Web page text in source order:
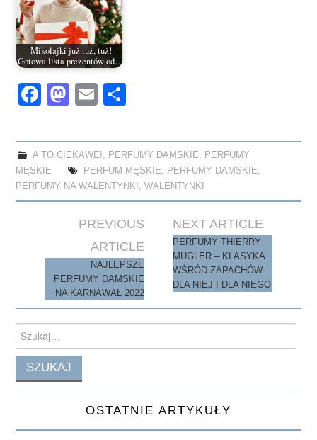
Mikołajki już tuż, tuż!
Gotowa lista prezentów od…
Fa
bo
ok
M
to
do
n
E
ailre
A TO CIEKAWE! PERFUMY DAMSKIE
PERFUMY
MĘSKIE
PERFUM MĘSKIE PERFUMY DAMSKIE
PERFUMY NA WALENTYNKI
,WALENTYNKI
navigation
PREVIOUS
ARTICLE
NAJLEPSZE
PERFUMY DAMSKIE
NA KARNAWAŁ 2022
NEXT ARTICLE
PERFUMY THIERRY
MUGLER – KLASYKA
WŚRÓD ZAPACHÓW
DLA NIEJ I DLA NIEGO
for:
OSTATNIE ARTYKUŁY